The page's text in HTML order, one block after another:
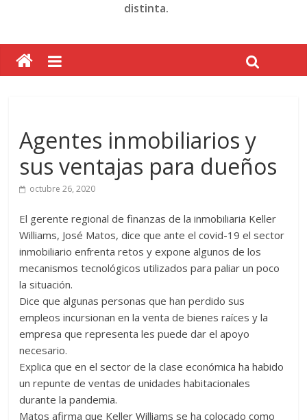
distinta.
Agentes inmobiliarios y
sus ventajas para dueños
octubre 26, 2020
El gerente regional de finanzas de la inmobiliaria Keller
Williams, José Matos, dice que ante el covid-19 el sector
inmobiliario enfrenta retos y expone algunos de los
mecanismos tecnológicos utilizados para paliar un poco
la situación.
Dice que algunas personas que han perdido sus
empleos incursionan en la venta de bienes raíces y la
empresa que representa les puede dar el apoyo
necesario.
Explica que en el sector de la clase económica ha habido
un repunte de ventas de unidades habitacionales
durante la pandemia.
Matos afirma que Keller Williams se ha colocado como